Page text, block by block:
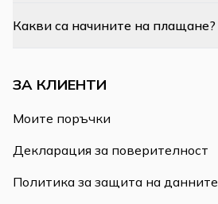
Какви са начините на плащане?
ЗА КЛИЕНТИ
Моите поръчки
Декларация за поверителност
Политика за защита на данните